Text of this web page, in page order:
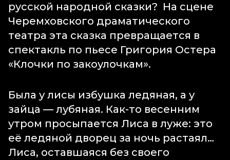
русской народной сказки? На сцене
Черемховского драматического
театра эта сказка превращается в
спектакль по пьесе Григория Остера
«Клочки по закоулочкам».
Была у лисы избушка ледяная, а у
зайца — лубяная. Как-то весенним
утром просыпается Лиса в луже: это
её ледяной дворец за ночь растаял…
Лиса, оставшаяся без своего